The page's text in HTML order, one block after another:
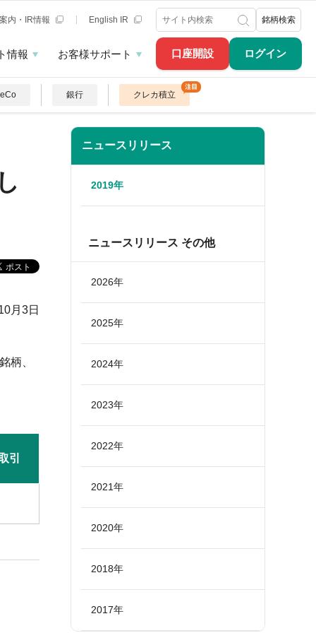
口座開設 ログイン
内・IR情報 English IR 銘柄検索
情報 お客様サポート
銀行 クレカ積立
月3日
柄、
引
ニュースリリース
2019年
ニュースリリース その他
2026年
2025年
2024年
2023年
2022年
2021年
2020年
2018年
2017年